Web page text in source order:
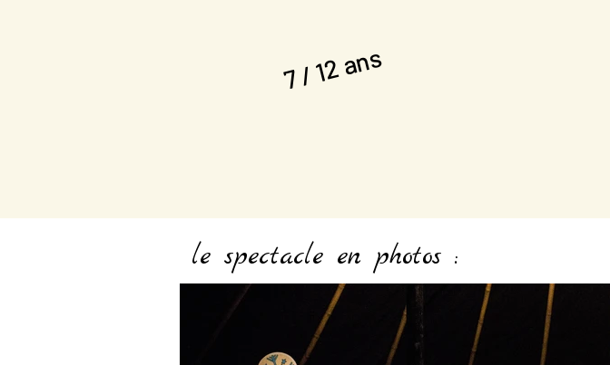
7 / 12 ans
le spectacle en photos :